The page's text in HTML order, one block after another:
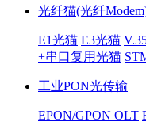
光纤猫(光纤
E1光猫 E3光猫
+串口复用光猫
工业PON光传输
EPON/GPON OLT